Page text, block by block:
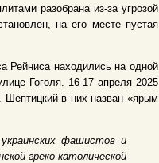
разобрана из-за угрозой
на его месте пустая
Рейниса находились на одной
Гоголя. 16-17 апреля 2025
в них назван «ярым
фашистов и
греко-католической